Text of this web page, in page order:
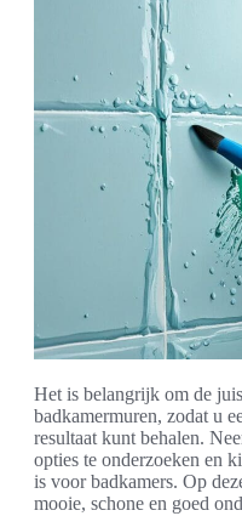
Het is belangrijk om de
badkamermuren, zodat u
resultaat kunt behalen.
opties te onderzoeken en
is voor badkamers. Op
mooie, schone en goed